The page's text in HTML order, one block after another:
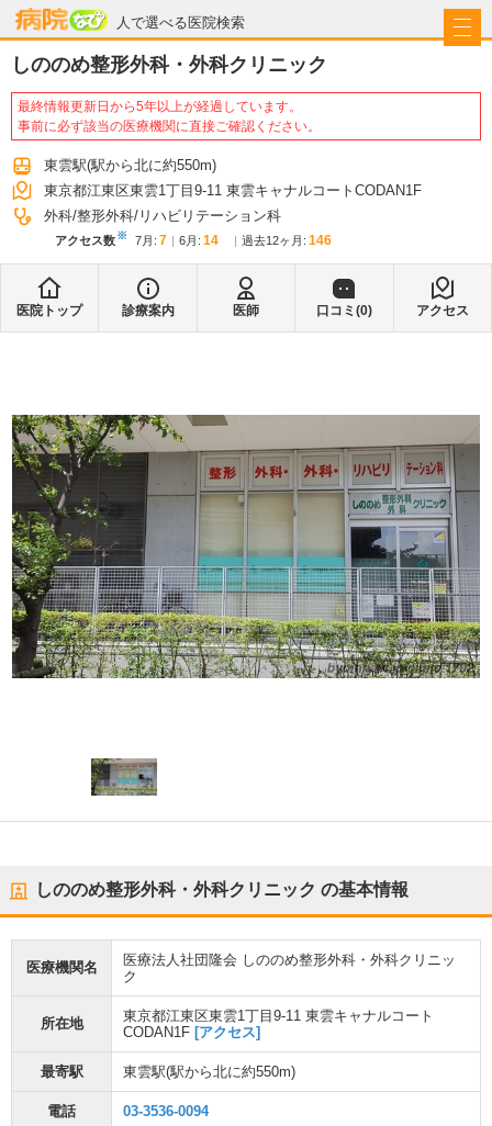
人で選べる医院検索
病院なび
しののめ整形外科・外科クリニック
最終情報更新日から5年以上が経過しています。
事前に必ず該当の医療機関に直接ご確認ください。
東雲駅(駅から北に約550m)
東京都江東区東雲1丁目9-11 東雲キャナルコートCODAN1F
外科 整形外科 リハビリテーション科
アクセス数※ 7月 : 7 6月 : 14 過去12ヶ月: 146
医院トップ 診療案内 医師 口コミ(0) アクセス
しののめ整形外科・外科クリニック の基本情報
医療機関名
医療法人社団隆会 しののめ整形外科・外科クリニッ
ク
所在地
東京都江東区東雲1丁目9-11 東雲キャナルコート
CODAN1F [アクセス]
最寄駅 東雲駅(駅から北に約550m)
電話 03-3536-0094